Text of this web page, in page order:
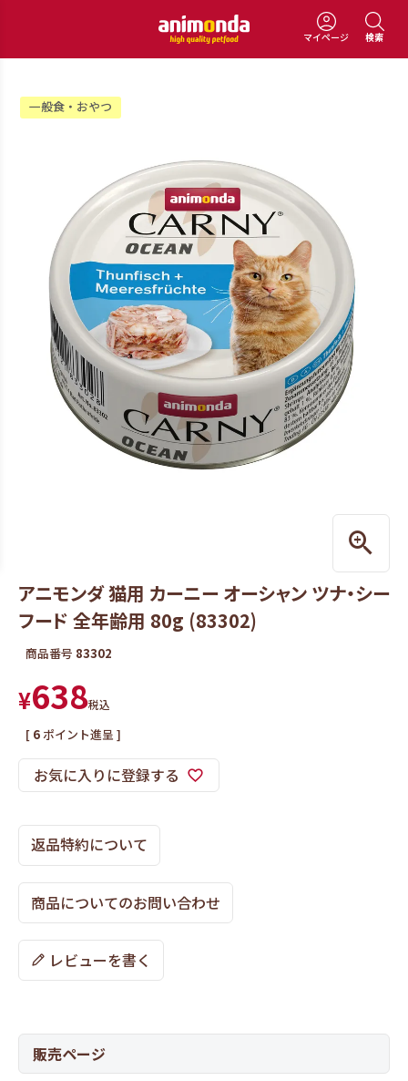
マイページ 検索
一般食・おやつ
アニモンダ 猫用 カーニー オーシャン ツナ・シー
フード 全年齢用 80g (83302)
商品番号 83302
¥638税込
[ 6 ポイント進呈 ]
お気に入りに登録する
返品特約について
商品についてのお問い合わせ
レビューを書く
販売ページ